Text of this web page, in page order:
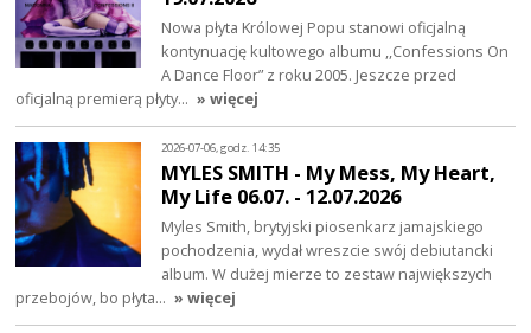
Nowa płyta Królowej Popu stanowi oficjalną
kontynuację kultowego albumu ,,Confessions On
A Dance Floor” z roku 2005. Jeszcze przed
oficjalną premierą płyty… » więcej
2026-07-06, godz. 14:35
MYLES SMITH - My Mess, My Heart,
My Life 06.07. - 12.07.2026
Myles Smith, brytyjski piosenkarz jamajskiego
pochodzenia, wydał wreszcie swój debiutancki
album. W dużej mierze to zestaw największych
przebojów, bo płyta… » więcej